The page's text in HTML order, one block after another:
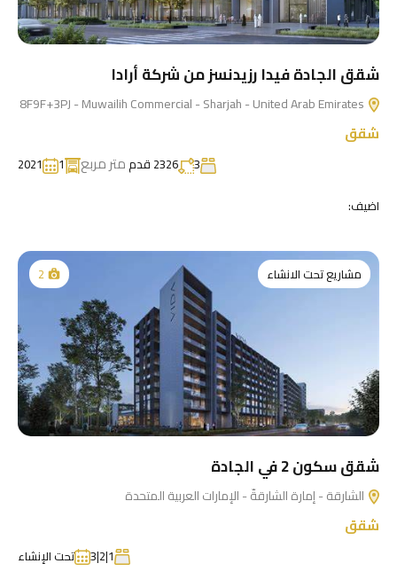
شقق الجادة فيدا رزيدنسز من شركة أرادا
شقق
3 2326 قدم متر مربع 1
2021
اضيف:
مشاريع تحت الانشاء 2
شقق سكون 2 في الجادة
الشارقة - إمارة الشارقةّ - الإمارات العربية المتحدة
شقق
1|2|3
تحت الإنشاء